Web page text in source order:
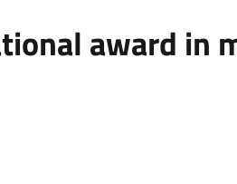
award in